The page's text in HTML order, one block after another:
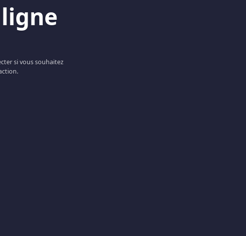
si vous souhaitez